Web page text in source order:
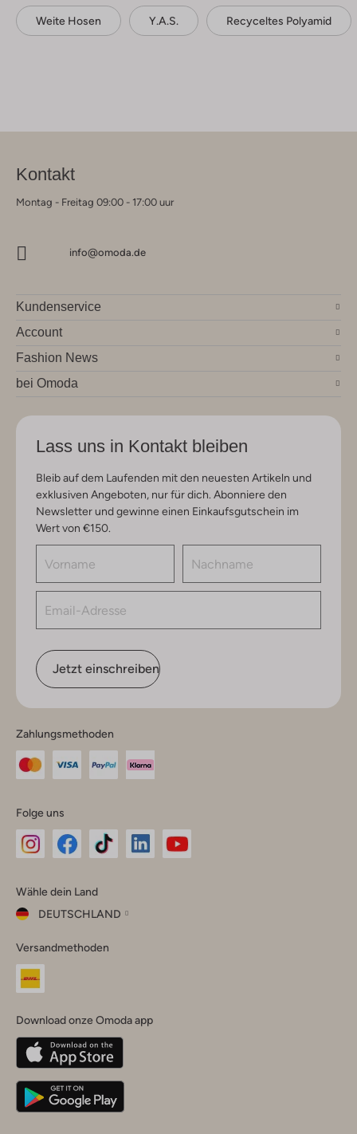
Weite Hosen Y.a.s. Recyceltes Polyamid
Kontakt
Montag - Freitag 09:00 - 17:00 uur
info@omoda.de
Kundenservice
Account
Fashion News
bei Omoda
Lass uns in Kontakt bleiben
Bleib auf dem Laufenden mit den neuesten Artikeln und
exklusiven Angeboten, nur für dich. Abonniere den
Newsletter und gewinne einen Einkaufsgutschein im
Wert von €150.
Jetzt einschreiben
Zahlungsmethoden
Folge uns
Instagram
Facebook
TikTok
Wähle dein Land
DEUTSCHLAND
dein
Land
Belgique(Français)
Deutschland
Versandmethoden
Download onze Omoda app